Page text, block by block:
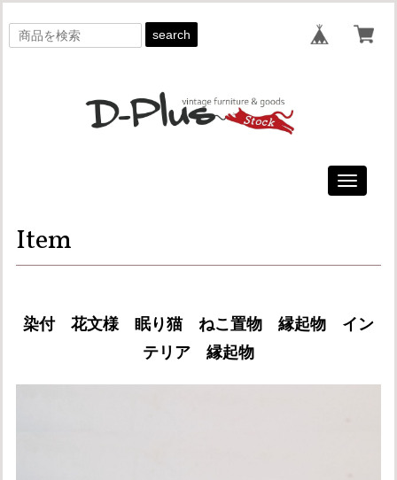
search
Toggle
Item
染付 花文様 眠り猫 ねこ置物 縁起物 イン
テリア 縁起物